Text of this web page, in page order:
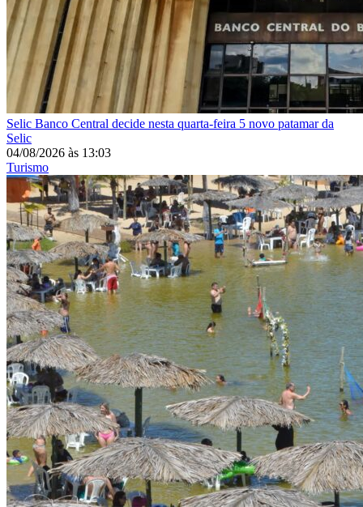
Selic Banco Central decide nesta quarta-feira 5 novo patamar da
Selic
04/08/2026 às 13:03
Turismo